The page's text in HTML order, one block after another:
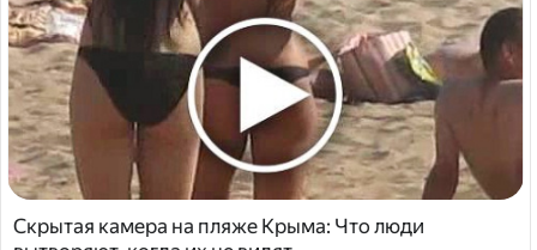
Скрытая камера на пляже Крыма: Что люди